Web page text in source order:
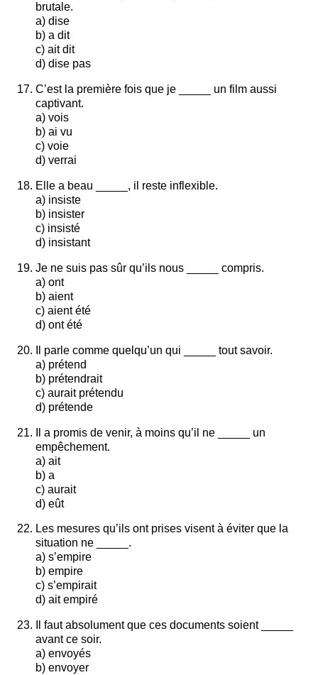
brutale.
a) dise
b) a dit
c) ait dit
d) dise pas
C’est la première fois que je _____ un film aussi
captivant.
a) vois
b) ai vu
c) voie
d) verrai
Elle a beau _____, il reste inflexible.
a) insiste
b) insister
c) insisté
d) insistant
Je ne suis pas sûr qu’ils nous _____ compris.
a) ont
b) aient
c) aient été
d) ont été
Il parle comme quelqu’un qui _____ tout savoir.
a) prétend
b) prétendrait
c) aurait prétendu
d) prétende
Il a promis de venir, à moins qu’il ne _____ un
empêchement.
a) ait
b) a
c) aurait
d) eût
Les mesures qu’ils ont prises visent à éviter que la
situation ne _____.
a) s’empire
b) empire
c) s’empirait
d) ait empiré
Il faut absolument que ces documents soient _____
avant ce soir.
a) envoyés
b) envoyer